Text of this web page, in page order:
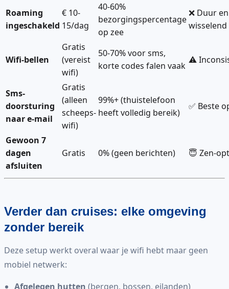
Roaming
ingeschakeld
€ 10-
15/dag
40-60%
bezorgingspercentage
op zee
❌ Duur en
wisselend
Wifi-bellen
Gratis
(vereist
wifi)
50-70% voor sms,
korte codes falen vaak
⚠️
Sms-
doorsturing
naar e-mail
Gratis
(alleen
scheeps-
wifi)
99%+ (thuistelefoon
heeft volledig bereik)
✅ Beste
Gewoon 7
dagen
afsluiten
Gratis 0% (geen berichten) 😇 Zen-
Verder dan cruises: elke omgeving
zonder bereik
Deze setup werkt overal waar je wifi hebt maar geen
mobiel netwerk:
Afgelegen hutten (bergen, bossen, eilanden)